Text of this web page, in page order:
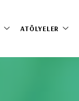
ATÖLYELER